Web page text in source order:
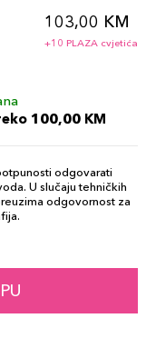
103,00 KM
+10 PLAZA cvjetića
100,00 KM
odgovarati
U slučaju tehničkih
odgovornost za